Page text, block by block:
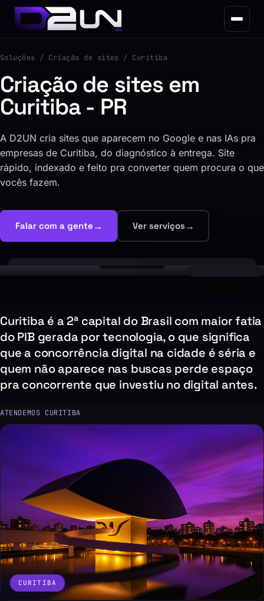
Soluções / Criação de sites / Curitiba
Criação de sites em
Curitiba - PR
A D2UN cria sites que aparecem no Google e nas IAs pra
empresas de Curitiba, do diagnóstico à entrega. Site
rápido, indexado e feito pra converter quem procura o que
vocês fazem.
Falar com a gente → Ver serviços→
Curitiba é a 2ª capital do Brasil com maior fatia
do PIB gerada por tecnologia, o que significa
que a concorrência digital na cidade é séria e
quem não aparece nas buscas perde espaço
pra concorrente que investiu no digital antes.
ATENDEMOS CURITIBA
CURITIBA